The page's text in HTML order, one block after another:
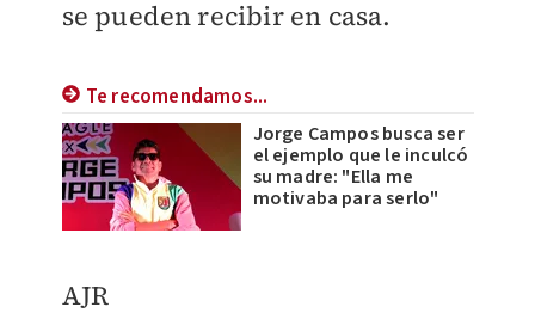
se pueden recibir en casa.
Te recomendamos...
Jorge Campos busca ser
el ejemplo que le inculcó
su madre: "Ella me
motivaba para serlo"
AJR